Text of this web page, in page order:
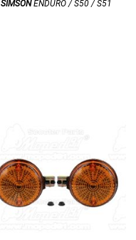
SIMSONENDURO / S50 / S51